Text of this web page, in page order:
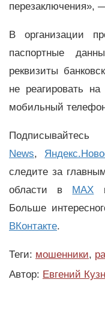
перезаключения»,
В организации
паспортные
реквизиты
не реагировать
мобильный
News,
следите за
области в MAX
Больше
ВКонтакте.
Теги: мошенники,
Автор: Евгений